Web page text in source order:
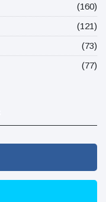
(160)
(121)
(73)
(77)